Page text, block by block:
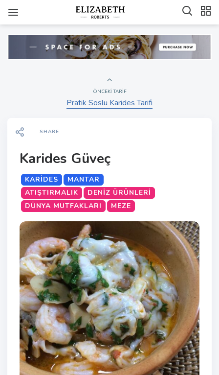
ÖNCEKI TARIF
Pratik Soslu Karides Tarifi
SHARE
Karides Güveç
KARIDES
MANTAR
ATIŞTIRMALIK
DENIZ ÜRÜNLERI
DÜNYA MUTFAKLARI
MEZE